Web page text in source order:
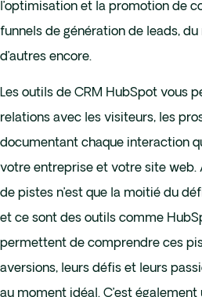
l’optimisation et la promotion de
funnels de génération de leads,
d’autres encore.
Les outils de CRM HubSpot vous
relations avec les visiteurs, les
documentant chaque interaction
votre entreprise et votre site web.
de pistes n’est que la moitié du
et ce sont des outils comme
permettent de comprendre ces
aversions, leurs défis et leurs
au moment idéal. C’est